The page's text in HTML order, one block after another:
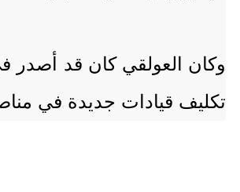
تكليف قيادات جديدة في